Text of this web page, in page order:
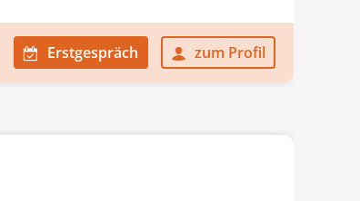
Erstgespräch zum Profil